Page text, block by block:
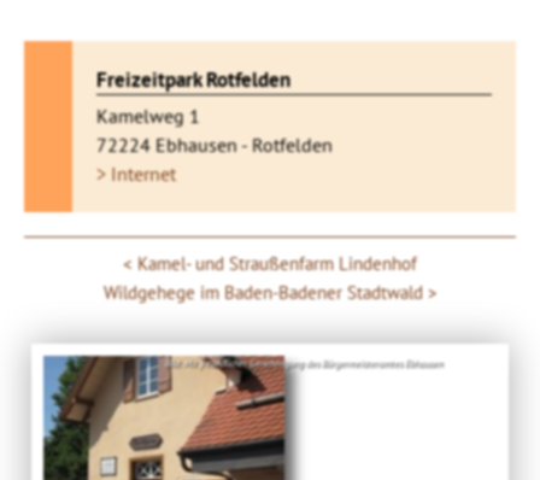
Freizeitpark Rotfelden
Kamelweg 1
72224 Ebhausen - Rotfelden
> Internet
Kamel- und Straußenfarm Lindenhof
Wildgehege im Baden-Badener Stadtwald
Bild: Mit freundlicher Genehmigung des Bürgermeisteramtes Ebhausen